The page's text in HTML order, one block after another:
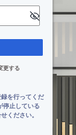
更する
を行ってくだ
停止している
ください。